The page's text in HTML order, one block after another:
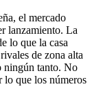
el mercado
lanzamiento. La
lo que la casa
de zona alta
ningún tanto. No
lo que los números